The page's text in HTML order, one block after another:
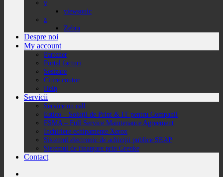
v
viewsonic
z
Zebra
Despre noi
My account
Partener
Portal facturi
Sesizare
Citire contor
Help
Servicii
Service on call
Estico – Soluții de Print & IT pentru Companii
FSMA – Full Service Maintenance Agreement
Inchiriere echipamente Xerox
Sistemul electronic de achiziții publice SEAP
Sistemul de finanțare prin Grenke
Contact